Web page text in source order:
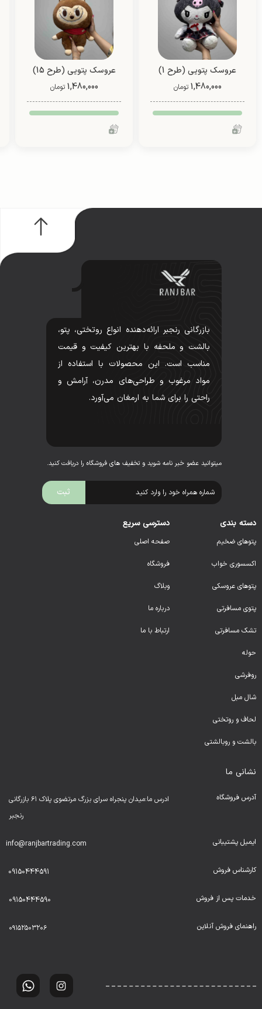
عروسک پتویی (طرح 1)
1,480,000 تومان
عروسک پتویی (طرح 15)
1,480,000 تومان
بازرگانی رنجبر ارائه‌دهنده انواع روتختی، پتو،
بالشت و ملحفه با بهترین کیفیت و قیمت
مناسب است. این محصولات با استفاده از
مواد مرغوب و طراحی‌های مدرن، آرامش و
راحتی را برای شما به ارمغان می‌آورد.
میتوانید عضو خبر نامه شوید و تخفیف های فروشگاه را دریافت کنید.
دسته بندی
پتوهای ضخیم
اکسسوری خواب
پتوهای عروسکی
پتوی مسافرتی
تشک مسافرتی
حوله
روفرشی
شال مبل
لحاف و روتختی
بالشت و روبالشتی
دسترسی سریع
صفحه اصلی
فروشگاه
وبلاگ
درباره ما
ارتباط با ما
نشانی ما
آدرس فروشگاه
ادرس ما:میدان پنجراه سرای بزرگ مرتضوی پلاک ۶۱ بازرگانی
رنجبر
ایمیل پشتیبانی info@ranjbartrading.com
کارشناس فروش 09150444591
خدمات پس از فروش 09150444590
راهنمای فروش آنلاین ۰۹۱۵۲۵۰۳۲۰۶